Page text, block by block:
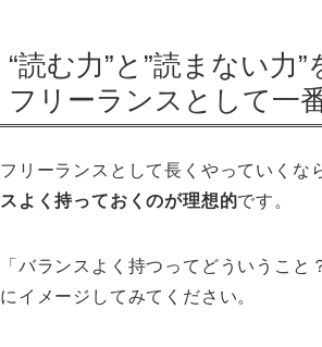
“読む力”と”読まない力
フリーランスとして一
フリーランスとして長くやっていくな
スよく持っておくのが理想的です。
「バランスよく持つってどういうこ
にイメージしてみてください。